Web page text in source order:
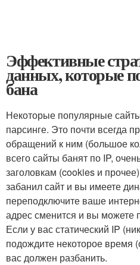
Эффективные
данных, которые
бана
Некоторые популярные
парсинге. Это почти всегда
обращений к ним (большое
всего сайты банят по IP,
заголовкам (cookies и
забанил сайт и вы имеете
переподключите ваше
адрес сменится и вы можете
Если у вас статический IP
подождите некоторое время
вас должен разбанить.